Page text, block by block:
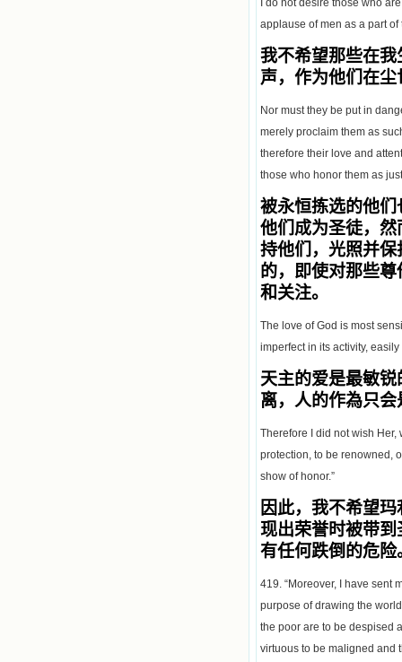
I do not desire those who
applause of men as a part
我不希望那些在
声，作为他们在
Nor must they be put in
merely proclaim them as
therefore their love and
those who honor them as
被永恒拣选的他
他们成为圣徒，
持他们，光照并
的，即使对那些
和关注。
The love of God is most
imperfect in its activity,
天主的爱是最敏
离，人的作為只
Therefore I did not wish
protection, to be renowned,
show of honor.”
因此，我不希望
现出荣誉时被带
有任何跌倒的危
419. “Moreover, I have sent
purpose of drawing the
the poor are to be despised
virtuous to be maligned and